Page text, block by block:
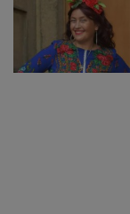
Ormeniș
6 august 2026
suspeND.ro
suspendare a
6 august 2026
dosarul lui
Judecătorii
biodiversitate
Proiectul merge